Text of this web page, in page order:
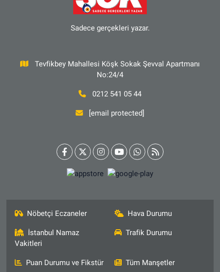
Sadece gerçekleri yazar.
Tevfikbey Mahallesi Köşk Sokak Şevval Apartmanı
No:24/4
0212 541 05 44
[email protected]
Nöbetçi Eczaneler Hava Durumu
İstanbul Namaz
Vakitleri
Trafik Durumu
Puan Durumu ve Fikstür Tüm Manşetler